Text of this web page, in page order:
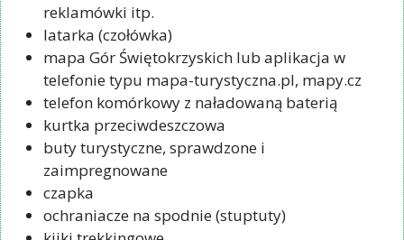
reklamówki itp.
latarka (czołówka)
mapa Gór Świętokrzyskich lub aplikacja w
telefonie typu mapa-turystyczna.pl, mapy.cz
telefon komórkowy z naładowaną baterią
kurtka przeciwdeszczowa
buty turystyczne, sprawdzone i
zaimpregnowane
czapka
ochraniacze na spodnie (stuptuty)